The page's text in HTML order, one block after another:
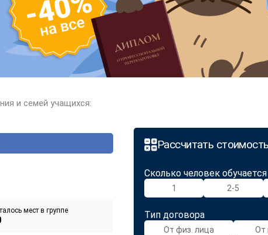
и семей учащихся:
Рассчитать
Сколько человек обучается
1 2-5
Тип договора
От физ. лица От
мест в группе